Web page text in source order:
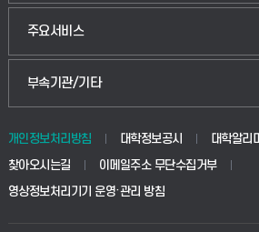
주요서비스
부속기관/기타
개인정보처리방침 대학정보공시 대학알리미
찾아오시는길
이메일주소 무단수집거부
영상정보처리기기 운영·관리 방침